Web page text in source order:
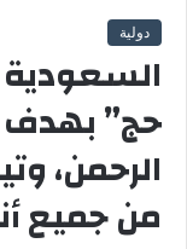
دولية
حج” بهدف
الرحمن،
من جميع